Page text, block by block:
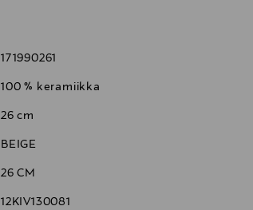
171990261
100 % keramiikka
26 cm
BEIGE
26 CM
12KIV130081